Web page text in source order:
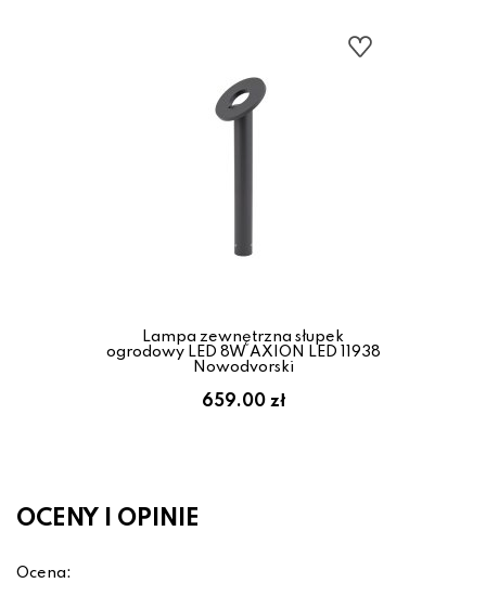
Lampa zewnętrzna słupek
ogrodowy LED 8W AXION LED 11938
Nowodvorski
659.00 zł
OCENY I OPINIE
Ocena: